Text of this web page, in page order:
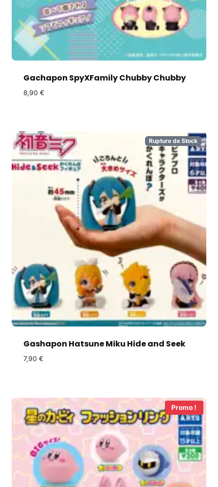
Gachapon SpyXFamily Chubby Chubby
8,90 €
Rupture de Stock
Gashapon Hatsune Miku Hide and Seek
7,90 €
Promo !